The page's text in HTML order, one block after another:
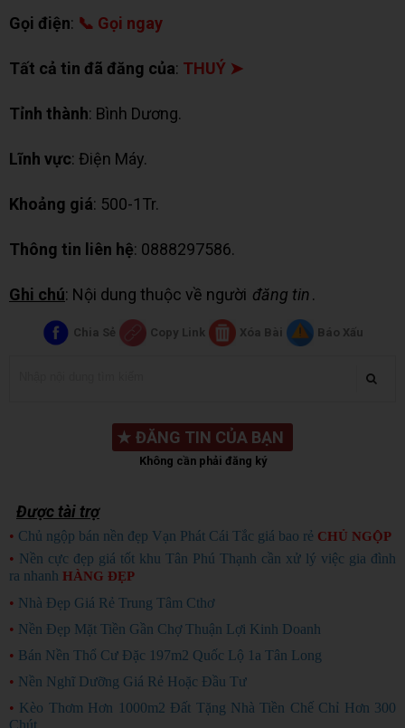
Gọi điện: 📞 Gọi ngay
Tất cả tin đã đăng của: THUÝ ➤
Tỉnh thành: Bình Dương.
Lĩnh vực: Điện Máy.
Khoảng giá: 500-1Tr.
Thông tin liên hệ: 0888297586.
Ghi chú: Nội dung thuộc về người đăng tin.
Chia Sẻ Copy Link Xóa Bài Báo Xấu
★ ĐĂNG TIN CỦA BẠN
Không cần phải đăng ký
Được tài trợ
• Chủ ngộp bán nền đẹp Vạn Phát Cái Tắc giá bao rẻ CHỦ NGỘP
• Nền cực đẹp giá tốt khu Tân Phú Thạnh cần xử lý việc gia đình
ra nhanh HÀNG ĐẸP
• Nhà Đẹp Giá Rẻ Trung Tâm Cthơ
• Nền Đẹp Mặt Tiền Gần Chợ Thuận Lợi Kinh Doanh
• Bán Nền Thổ Cư Đặc 197m2 Quốc Lộ 1a Tân Long
• Nền Nghĩ Dưỡng Giá Rẻ Hoặc Đầu Tư
• Kèo Thơm Hơn 1000m2 Đất Tặng Nhà Tiền Chế Chỉ Hơn 300
Chút